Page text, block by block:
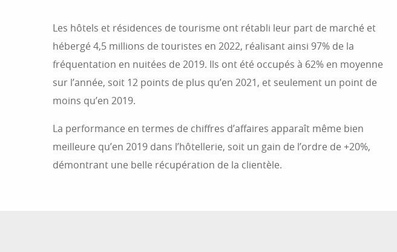
Les hôtels et résidences de tourisme ont rétabli leur part de marché et
hébergé 4,5 millions de touristes en 2022, réalisant ainsi 97% de la
fréquentation en nuitées de 2019. Ils ont été occupés à 62% en moyenne
sur l’année, soit 12 points de plus qu’en 2021, et seulement un point de
moins qu’en 2019.
La performance en termes de chiffres d’affaires apparaît même bien
meilleure qu’en 2019 dans l’hôtellerie, soit un gain de l’ordre de +20%,
démontrant une belle récupération de la clientèle.